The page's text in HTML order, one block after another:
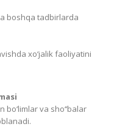
boshqa tadbirlarda
xo‘jalik faoliyatini
va sho‘‘balar